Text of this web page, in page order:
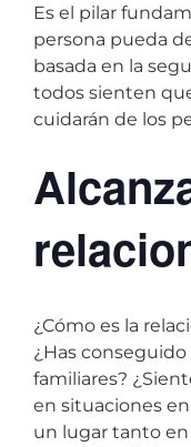
Es el pilar
persona pueda
basada en la
todos sienten
cuidarán de los
¿Cómo es la
¿Has
familiares?
en situaciones
un lugar tanto